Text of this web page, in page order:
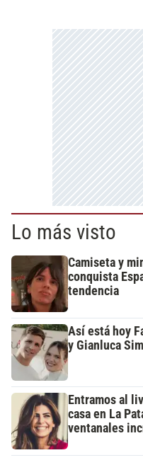
Lo más visto
Camiseta y
conquista
tendencia
Así está hoy
y Gianluca
Entramos al
casa en La
ventanales